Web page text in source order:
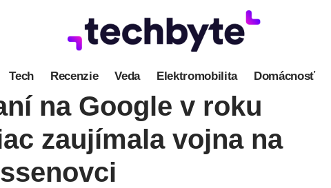
Tech Recenzie Veda Elektromobilita Domácnosť
na Google v roku
zaujímala vojna na